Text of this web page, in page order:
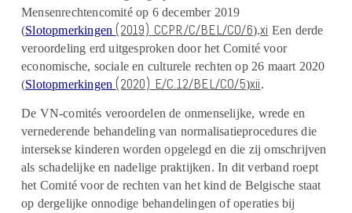
Mensenrechtencomité op 6 december 2019
(Slotopmerkingen (2019) CCPR/C/BEL/CO/6).xi Een derde
veroordeling erd uitgesproken door het Comité voor
economische, sociale en culturele rechten op 26 maart 2020
(Slotopmerkingen (2020) E/C.12/BEL/CO/5)xii.
De VN-comités veroordelen de onmenselijke, wrede en
vernederende behandeling van normalisatieprocedures die
intersekse kinderen worden opgelegd en die zij omschrijven
als schadelijke en nadelige praktijken. In dit verband roept
het Comité voor de rechten van het kind de Belgische staat
op dergelijke onnodige behandelingen of operaties bij